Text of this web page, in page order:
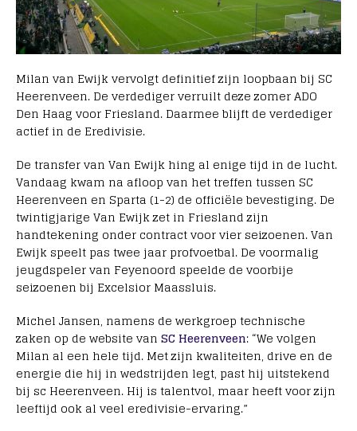
Milan van Ewijk vervolgt definitief zijn loopbaan bij SC
Heerenveen. De verdediger verruilt deze zomer ADO
Den Haag voor Friesland. Daarmee blijft de verdediger
actief in de Eredivisie.
De transfer van Van Ewijk hing al enige tijd in de lucht.
Vandaag kwam na afloop van het treffen tussen SC
Heerenveen en Sparta (1-2) de officiële bevestiging. De
twintigjarige Van Ewijk zet in Friesland zijn
handtekening onder contract voor vier seizoenen. Van
Ewijk speelt pas twee jaar profvoetbal. De voormalig
jeugdspeler van Feyenoord speelde de voorbije
seizoenen bij Excelsior Maassluis.
Michel Jansen, namens de werkgroep technische
zaken op de website van SC Heerenveen: “We volgen
Milan al een hele tijd. Met zijn kwaliteiten, drive en de
energie die hij in wedstrijden legt, past hij uitstekend
bij sc Heerenveen. Hij is talentvol, maar heeft voor zijn
leeftijd ook al veel eredivisie-ervaring.”